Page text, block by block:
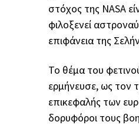
στόχος της NASA
φιλοξενεί
επιφάνεια της
Το θέμα του
ερμήνευσε, ως τον
επικεφαλής των
δορυφόροι τους